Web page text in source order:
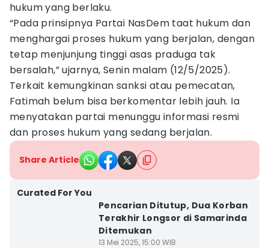
hukum yang berlaku.
“Pada prinsipnya Partai NasDem taat hukum dan
menghargai proses hukum yang berjalan, dengan
tetap menjunjung tinggi asas praduga tak
bersalah,” ujarnya, Senin malam (12/5/2025).
Terkait kemungkinan sanksi atau pemecatan,
Fatimah belum bisa berkomentar lebih jauh. Ia
menyatakan partai menunggu informasi resmi
dan proses hukum yang sedang berjalan.
Share Article
Curated For You
Pencarian Ditutup, Dua Korban
Terakhir Longsor di Samarinda
Ditemukan
13 Mei 2025, 15:00 WIB